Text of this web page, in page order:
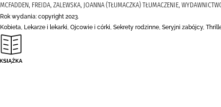
MCFADDEN, FREIDA, ZALEWSKA, JOANNA (TŁUMACZKA) TŁUMACZENIE,
Rok wydania: copyright 2023.
Kobieta, Lekarze i lekarki, Ojcowie i córki, Sekrety rodzinne, Seryjni zabójcy,